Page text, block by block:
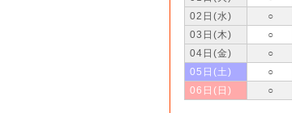
02日(水)
○
03日(木)
○
04日(金)
○
05日(土)
○
06日(日)
○